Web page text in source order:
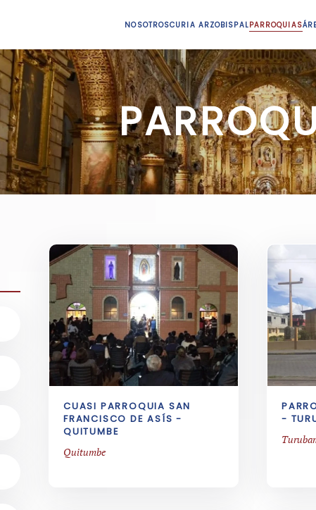
NOSOTROSCURIA ARZOBISPALPARROQUIAS
CUASI PARROQUIA SAN
FRANCISCO DE ASÍS -
QUITUMBE
Quitumbe
-